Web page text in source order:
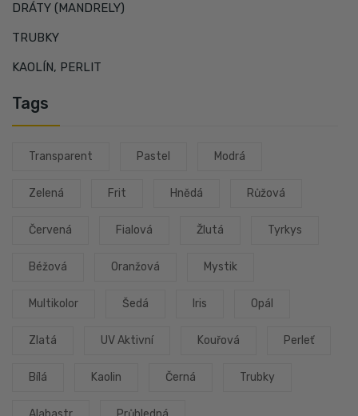
DRÁTY (MANDRELY)
TRUBKY
KAOLÍN, PERLIT
Tags
Transparent Pastel Modrá
Zelená Frit Hnědá Růžová
Červená Fialová Žlutá Tyrkys
Béžová Oranžová Mystik
Multikolor Šedá Iris Opál
Zlatá UV Aktivní Kouřová Perleť
Bílá Kaolin Černá Trubky